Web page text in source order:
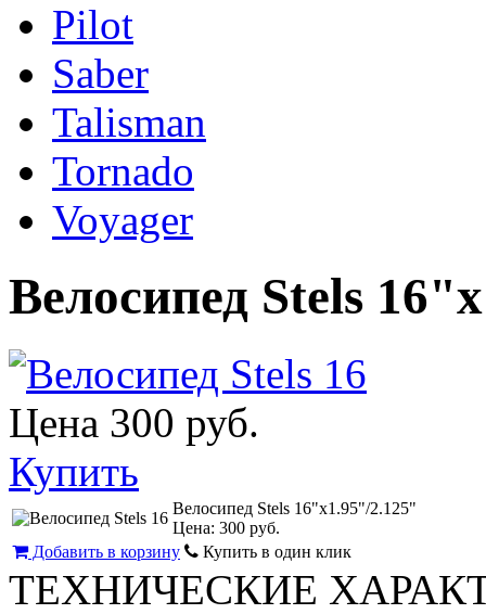
Pilot
Saber
Talisman
Tornado
Voyager
Велосипед Stels
Цена 300 руб.
Купить
Велосипед Stels 16"x1.95"/2.125"
Цена: 300 руб.
Добавить в корзину
Купить в один клик
ТЕХНИЧЕСКИЕ